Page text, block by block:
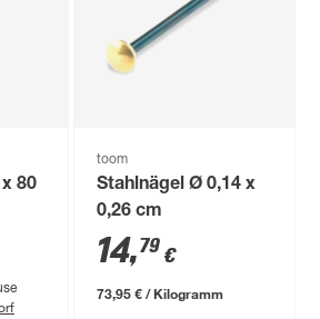
80
toom
Stahlnägel Ø 0,14 x
0,26 cm
14,79 €
73,95 € / Kilogramm